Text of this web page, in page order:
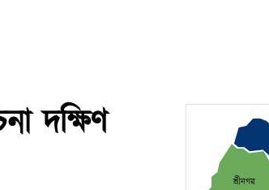
দক্ষিণ
শ্রীনগর